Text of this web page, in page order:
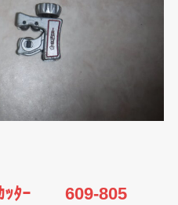
ｶｯﾀｰ 609-805